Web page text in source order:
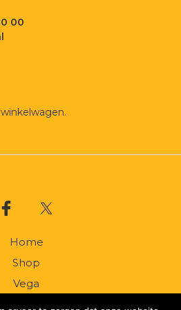
00
Home
Shop
Vega